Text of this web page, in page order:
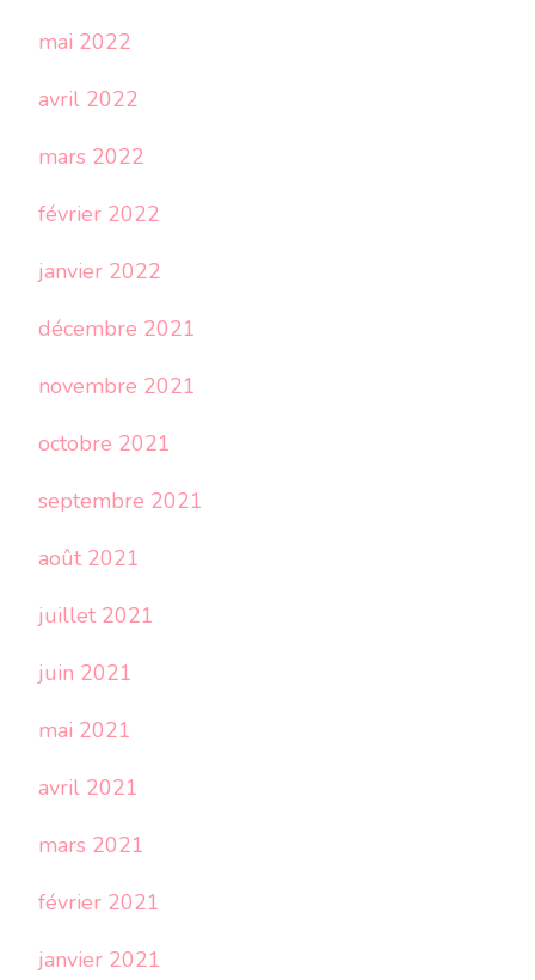
mai 2022
avril 2022
mars 2022
février 2022
janvier 2022
décembre 2021
novembre 2021
octobre 2021
septembre 2021
août 2021
juillet 2021
juin 2021
mai 2021
avril 2021
mars 2021
février 2021
janvier 2021